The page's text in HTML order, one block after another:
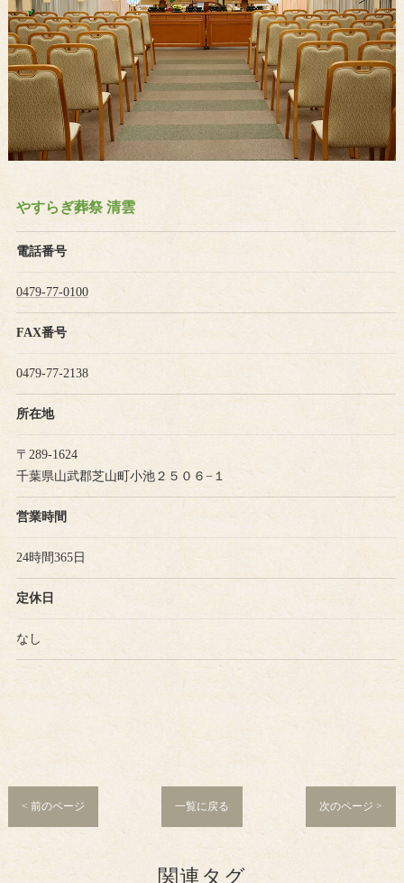
やすらぎ葬祭 清雲
電話番号
0479-77-0100
FAX番号
0479-77-2138
所在地
〒289-1624
千葉県山武郡芝山町小池２５０６−１
営業時間
24時間365日
定休日
なし
< 前のページ 一覧に戻る 次のページ >
関連タグ